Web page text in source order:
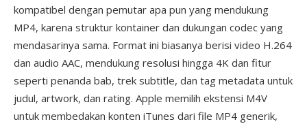
kompatibel dengan pemutar apa pun yang mendukung
MP4, karena struktur kontainer dan dukungan codec yang
mendasarinya sama. Format ini biasanya berisi video H.264
dan audio AAC, mendukung resolusi hingga 4K dan fitur
seperti penanda bab, trek subtitle, dan tag metadata untuk
judul, artwork, dan rating. Apple memilih ekstensi M4V
untuk membedakan konten iTunes dari file MP4 generik,